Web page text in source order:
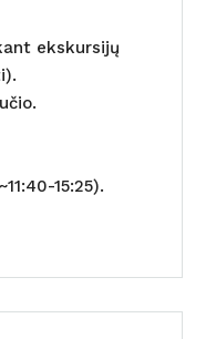
ekskursijų
15:25).